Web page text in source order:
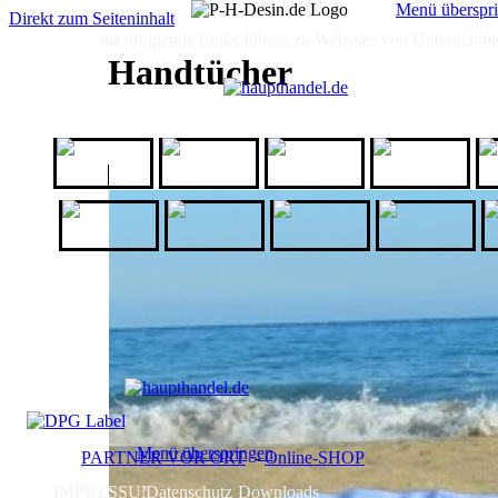
Direkt zum Seiteninhalt
Handtücher
Menü
- nachfolgende Links führen zu Websites von
kurz-mal-
Menü überspringen
IMPRESSUMDatenschutz Downloads
PARTNER VOR ORT-Online-SHOP